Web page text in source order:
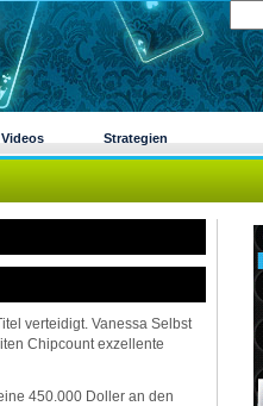
verteidigt. Vanessa Selbst
Chipcount exzellente
450.000 Doller an den
Strategien